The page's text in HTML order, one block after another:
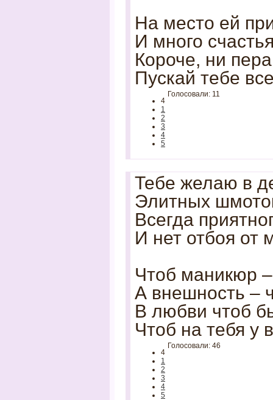
На место ей
И много
Короче, ни
Пускай тебе
4
1
2
3
4
5
Голосовали: 11
Тебе желаю в
Элитных
Всегда
И нет отбоя от
Чтоб маникюр
А внешность –
В любви чтоб
Чтоб на тебя у
4
1
2
3
4
5
Голосовали: 46